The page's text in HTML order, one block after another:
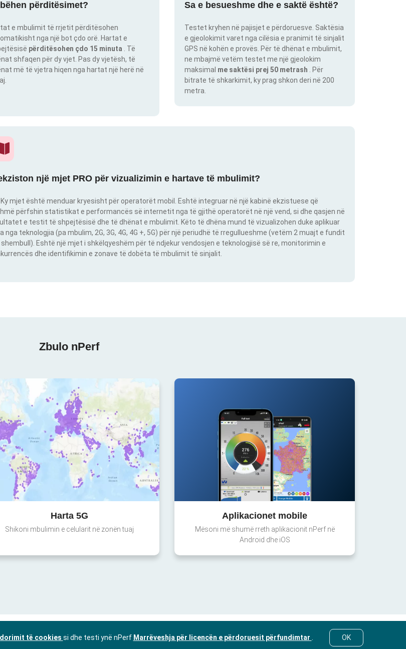
përditësimet?
e mbulimit të rrjetit përditësohen
nga një bot çdo orë. Hartat e
përditësohen çdo 15 minuta
. Të
shfaqen për dy vjet. Pas dy vjetësh, të
më të vjetra hiqen nga hartat një herë në
Sa e besueshme dhe e saktë është?
Testet kryhen në pajisjet e përdoruesve. Saktësia
e gjeolokimit varet nga cilësia e pranimit të sinjalit
GPS në kohën e provës. Për të dhënat e mbulimit,
ne mbajmë vetëm testet me një gjeolokim
maksimal me saktësi prej 50 metrash
. Për
bitrate të shkarkimit, ky prag shkon deri në 200
metra.
një mjet PRO për vizualizimin e hartave të mbulimit?
Ky mjet është menduar kryesisht për operatorët mobil. Eshtë integruar në një kabinë ekzistuese që
përfshin statistikat e performancës së internetit nga të gjithë operatorët në një vend, si dhe qasjen në
e testit të shpejtësisë dhe të dhënat e mbulimit. Këto të dhëna mund të vizualizohen duke aplikuar
nga teknologjia (pa mbulim, 2G, 3G, 4G, 4G +, 5G) për një periudhë të rregullueshme (vetëm 2 muajt e fundit
Eshtë një mjet i shkëlqyeshëm për të ndjekur vendosjen e teknologjisë së re, monitorimin e
dhe identifikimin e zonave të dobëta të mbulimit të sinjalit.
Zbulo nPerf
Harta 5G
Shikoni mbulimin e celularit në zonën tuaj
Aplikacionet mobile
Mësoni më shumë rreth aplikacionit nPerf në
Android dhe iOS
të cookies si dhe testi ynë nPerf Marrëveshja për licencën e përdoruesit përfundimtar OK